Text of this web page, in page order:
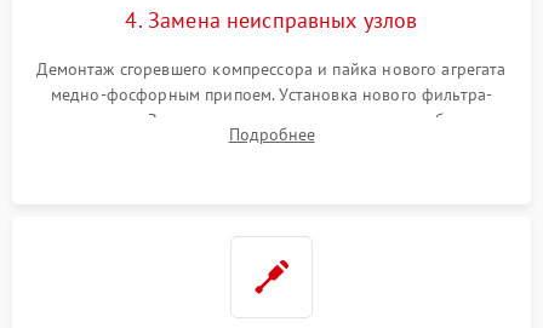
4. Замена неисправных узлов
Демонтаж сгоревшего компрессора и пайка нового агрегата
медно-фосфорным припоем. Установка нового фильтра-
осушителя. Замена изношенных вентиляторов обдува,
сломанных заслонок или поврежденных дверных петель.
Подробнее